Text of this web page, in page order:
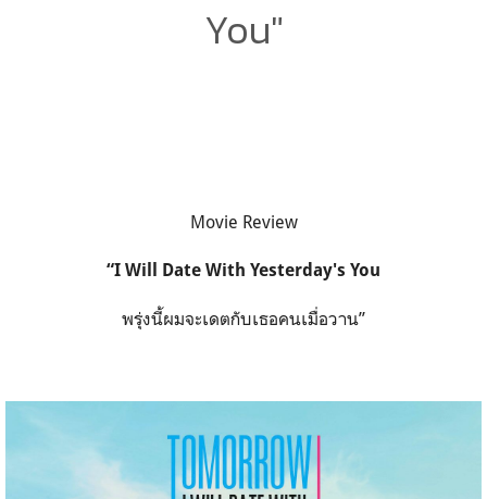
You"
Movie Review
“I Will Date With Yesterday's You
พรุ่งนี้ผมจะเดตกับเธอคนเมื่อวาน”